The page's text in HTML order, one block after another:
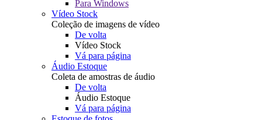
Para Windows
Vídeo Stock
Coleção de imagens de vídeo
De volta
Vídeo Stock
Vá para página
Áudio Estoque
Coleta de amostras de áudio
De volta
Áudio Estoque
Vá para página